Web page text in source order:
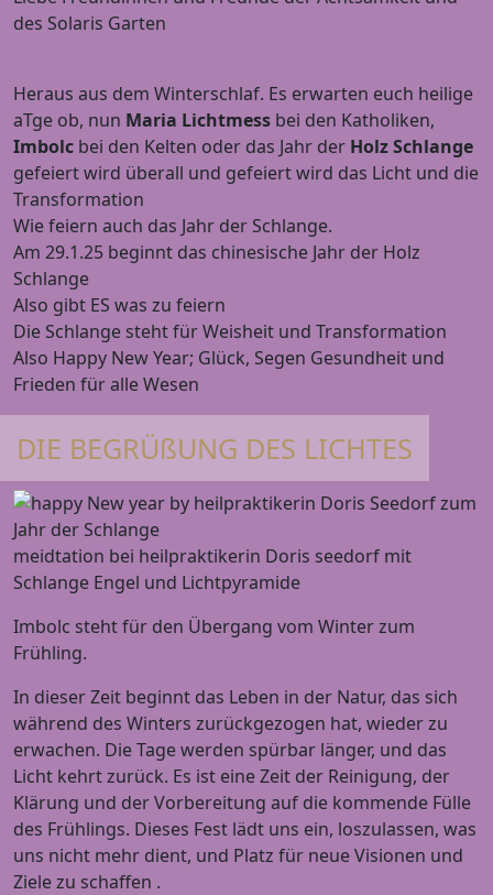
des Solaris Garten
Heraus aus dem Winterschlaf. Es erwarten euch heilige
aTge ob, nun Maria Lichtmess bei den Katholiken,
Imbolc bei den Kelten oder das Jahr der Holz Schlange
gefeiert wird überall und gefeiert wird das Licht und die
Transformation
Wie feiern auch das Jahr der Schlange.
Am 29.1.25 beginnt das chinesische Jahr der Holz
Schlange
Also gibt ES was zu feiern
Die Schlange steht für Weisheit und Transformation
Also Happy New Year; Glück, Segen Gesundheit und
Frieden für alle Wesen
DIE BEGRÜßUNG DES LICHTES
meidtation bei heilpraktikerin Doris seedorf mit
Schlange Engel und Lichtpyramide
Imbolc steht für den Übergang vom Winter zum
Frühling.
In dieser Zeit beginnt das Leben in der Natur, das sich
während des Winters zurückgezogen hat, wieder zu
erwachen. Die Tage werden spürbar länger, und das
Licht kehrt zurück. Es ist eine Zeit der Reinigung, der
Klärung und der Vorbereitung auf die kommende Fülle
des Frühlings. Dieses Fest lädt uns ein, loszulassen, was
uns nicht mehr dient, und Platz für neue Visionen und
Ziele zu schaffen .